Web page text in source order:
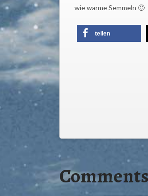
wie warme Semmeln 🙂
teilen
Comments